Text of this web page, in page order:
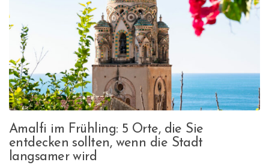
Amalfi im Frühling: 5 Orte, die Sie
entdecken sollten, wenn die Stadt
langsamer wird